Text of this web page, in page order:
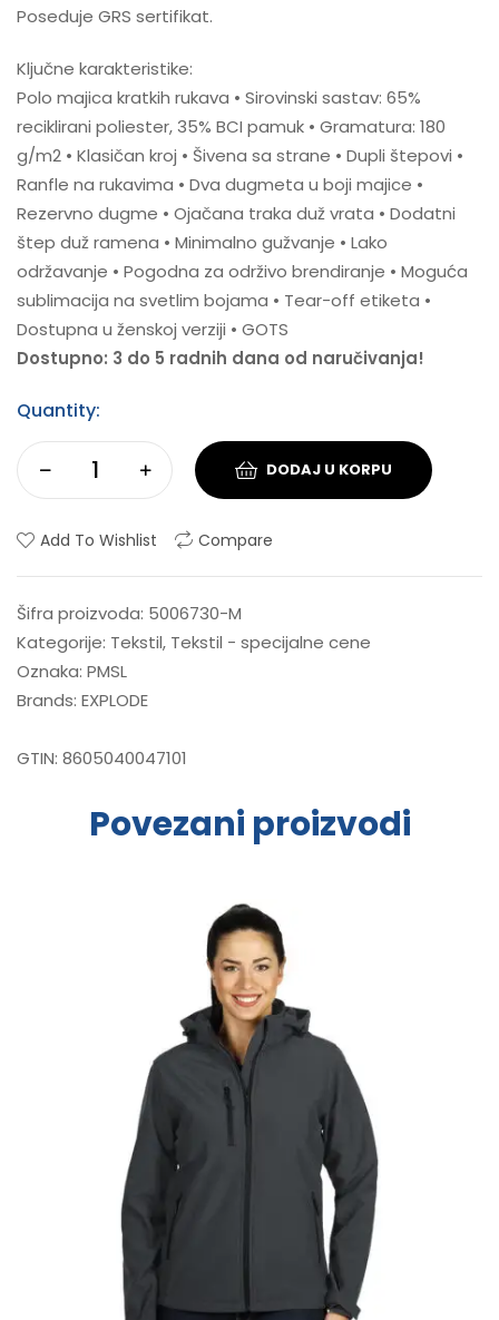
Poseduje GRS sertifikat.
Ključne karakteristike:
Polo majica kratkih rukava • Sirovinski sastav: 65%
reciklirani poliester, 35% BCI pamuk • Gramatura: 180
g/m2 • Klasičan kroj • Šivena sa strane • Dupli štepovi •
Ranfle na rukavima • Dva dugmeta u boji majice •
Rezervno dugme • Ojačana traka duž vrata • Dodatni
štep duž ramena • Minimalno gužvanje • Lako
održavanje • Pogodna za održivo brendiranje • Moguća
sublimacija na svetlim bojama • Tear-off etiketa •
Dostupna u ženskoj verziji • GOTS
Dostupno: 3 do 5 radnih dana od naručivanja!
Quantity:
DODAJ U KORPU
Add To Wishlist Compare
Šifra proizvoda: 5006730-M
Kategorije: Tekstil, Tekstil - specijalne cene
Oznaka: PMSL
Brands: EXPLODE
GTIN: 8605040047101
Povezani proizvodi